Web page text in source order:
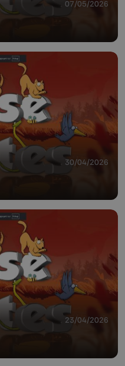
07/05/2026
30/04/2026
23/04/2026